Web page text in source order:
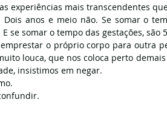
experiências mais transcendentes
anos e meio não. Se somar o
se somar o tempo das gestações, são
o próprio corpo para outra
louca, que nos coloca perto
insistimos em negar.